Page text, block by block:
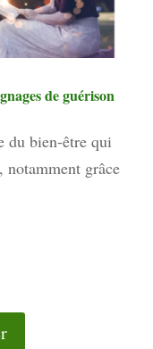
de guérison
du bien-être qui
notamment grâce